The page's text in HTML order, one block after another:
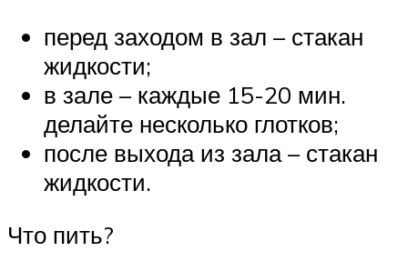
перед заходом в зал – стакан
жидкости;
в зале – каждые 15-20 мин.
делайте несколько глотков;
после выхода из зала – стакан
жидкости.
Что пить?